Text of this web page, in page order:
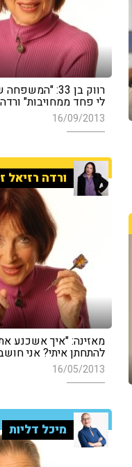
רווק בן 33:
לי פחד ממחויבות"
16/09/2013
ורדה רזיאל
מאזינה: "איך אשכנע
להתחתן איתי? אני
16/05/2013
מיכל דליות